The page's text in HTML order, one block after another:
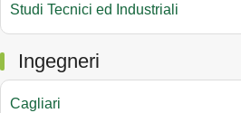
Studi Tecnici ed Industriali
Ingegneri
Cagliari